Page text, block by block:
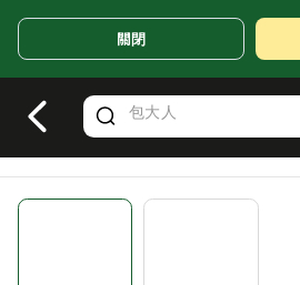
Valid Until 30 June 2026
關閉